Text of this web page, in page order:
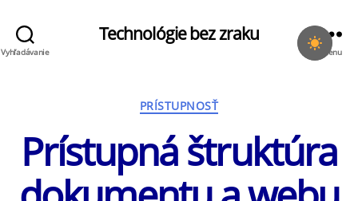
Vyhľadávanie
Technológie bez zraku
Menu
Kategórie
PRÍSTUPNOSŤ
Prístupná štruktúra